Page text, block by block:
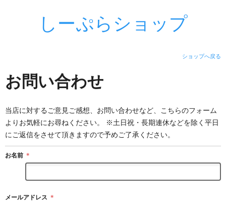
しーぷらショップ
ショップへ戻る
お問い合わせ
当店に対するご意見ご感想、お問い合わせなど、こちらのフォーム
よりお気軽にお尋ねください。 ※土日祝・長期連休などを除く平日
にご返信をさせて頂きますので予めご了承ください。
お名前 ＊
メールアドレス ＊